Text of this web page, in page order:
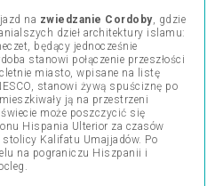
na zwiedzanie Cordoby, gdzie
dzieł architektury islamu:
będący jednocześnie
stanowi połączenie przeszłości
miasto, wpisane na listę
stanowi żywą spuściznę po
ją na przestrzeni
może poszczycić się
Hispania Ulterior za czasów
Kalifatu Umajjadów. Po
na pograniczu Hiszpanii i